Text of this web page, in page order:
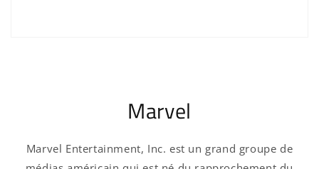
Marvel
Marvel Entertainment, Inc. est un grand groupe de